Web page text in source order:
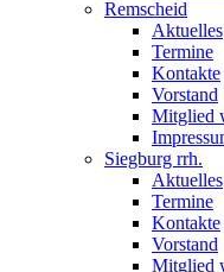
Remscheid
Aktuelles
Termine
Kontakte
Vorstand
Mitglied
Siegburg rrh.
Aktuelles
Termine
Kontakte
Vorstand
Mitglied